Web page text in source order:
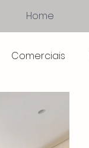
Home
Comerciais